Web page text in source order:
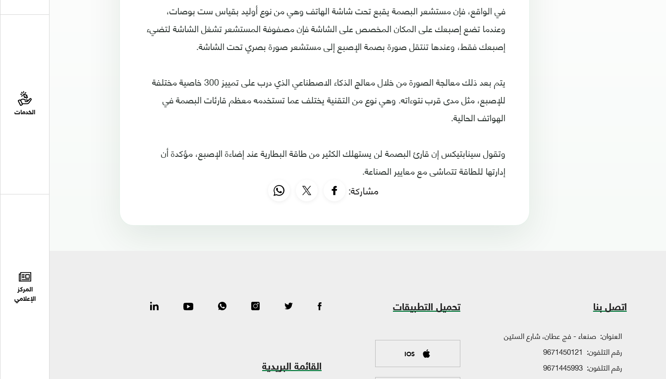
الخدمات
المركز
الإعلامي
في الواقع، فإن مستشعر البصمة يقبع تحت شاشة الهاتف وهي من نوع أوليد بقياس ست بوصات،
وعندما تضع إصبعك على المكان المخصص على الشاشة فإن مصفوفة المستشعر تشغل الشاشة لتضيء
إصبعك فقط، وعندها تنتقل صورة بصمة الإصبع إلى مستشعر صورة بصري تحت الشاشة.
يتم بعد ذلك معالجة الصورة من خلال معالج الذكاء الاصطناعي الذي درب على تمييز 300 خاصية مختلفة
للإصبع، مثل مدى قرب نتوءاته. وهي نوع من التقنية يختلف عما تستخدمه معظم قارئات البصمة في
الهواتف الحالية.
وتقول سينابتيكس إن قارئ البصمة لن يستهلك الكثير من طاقة البطارية عند إضاءة الإصبع، مؤكدة أن
إدارتها للطاقة تتماشى مع معايير الصناعة.
مشاركة:
اتصل بنا
العنوان: صنعاء - فج عطان، شارع الستين
رقم التلفون: 9671450121
رقم التلفون: 9671445993
تحميل التطبيقات
IOS
القائمة البريدية